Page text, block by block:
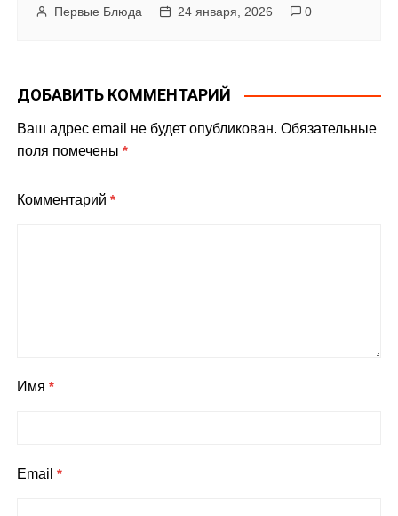
Первые Блюда 24 января, 2026 0
ДОБАВИТЬ КОММЕНТАРИЙ
Ваш адрес email не будет опубликован. Обязательные
поля помечены*
Комментарий*
Имя*
Email*